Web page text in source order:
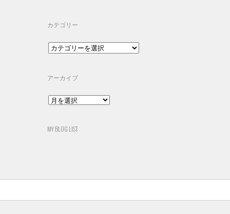
カテゴリー
カ
ーアーカイブ
ア
ー
ブMY BLOG LIST